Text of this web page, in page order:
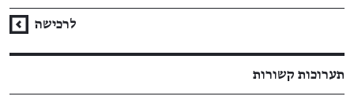
לרכישה
תערוכות קשורות